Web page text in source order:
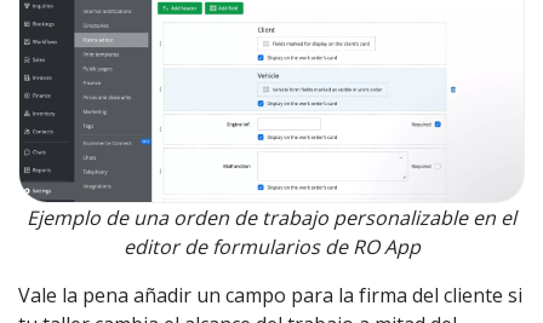
Ejemplo de una orden de trabajo personalizable en el
editor de formularios de RO App
Vale la pena añadir un campo para la firma del cliente si